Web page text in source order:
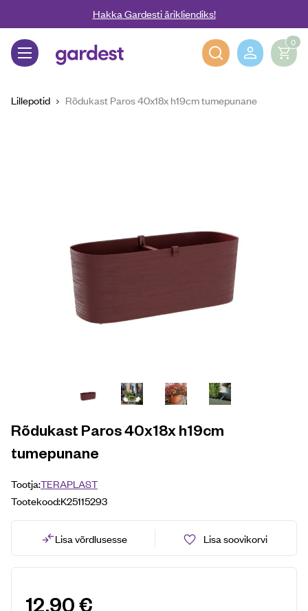
Liigu edasi põhisisu juurdeHakka Gardesti ärikliendiks!
Gardest
0
Lillepotid Rõdukast Paros 40x18x h19cm tumepunane
Rõdukast Paros 40x18x h19cm
tumepunane
Tootja:TERAPLAST
Tootekood:K25115293
Lisa võrdlusesse Lisa soovikorvi
12,90€